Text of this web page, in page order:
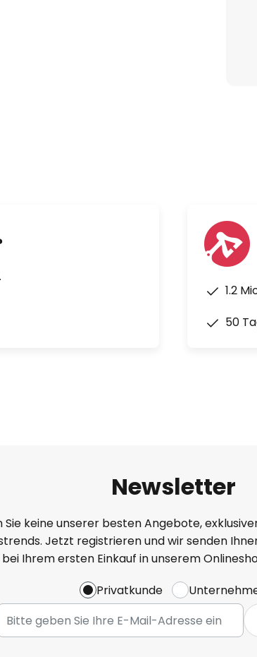
1.2
50
Newsletter
Sie keine unserer besten Angebote,
Jetzt registrieren und wir senden
bei Ihrem ersten Einkauf in unserem
Privatkunde